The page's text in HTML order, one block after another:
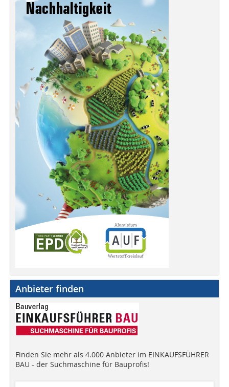
Anbieter finden
Finden Sie mehr als 4.000 Anbieter im EINKAUFSFÜHRER
BAU - der Suchmaschine für Bauprofis!